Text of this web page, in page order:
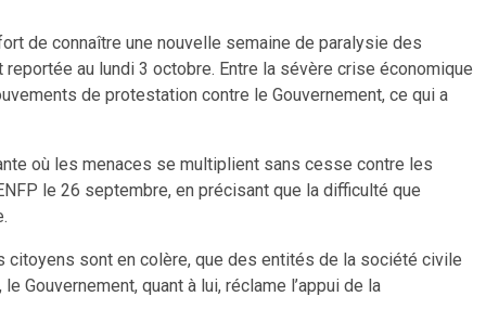
de connaître une nouvelle semaine de paralysie des
au lundi 3 octobre. Entre la sévère crise économique
de protestation contre le Gouvernement, ce qui a
où les menaces se multiplient sans cesse contre les
le 26 septembre, en précisant que la difficulté que
citoyens sont en colère, que des entités de la société civile
Gouvernement, quant à lui, réclame l’appui de la